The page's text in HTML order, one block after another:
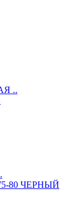
..
80 ЧЕРНЫЙ